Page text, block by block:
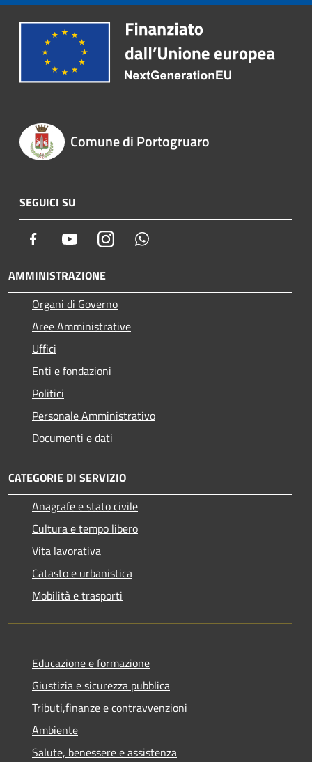
Comune di Portogruaro
SEGUICI SU
Facebook YoutubeInstagram
AMMINISTRAZIONE
Organi di Governo
Aree Amministrative
Uffici
Enti e fondazioni
Politici
Personale Amministrativo
Documenti e dati
CATEGORIE DI SERVIZIO
Anagrafe e stato civile
Cultura e tempo libero
Vita lavorativa
Catasto e urbanistica
Mobilità e trasporti
Educazione e formazione
Giustizia e sicurezza pubblica
Tributi,finanze e contravvenzioni
Ambiente
Salute, benessere e assistenza